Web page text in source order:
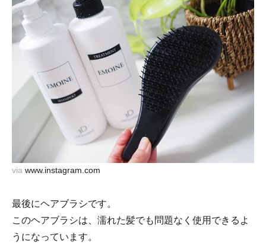
via www.instagram.com
最後にヘアブラシです。
このヘアブラシは、濡れた髪でも問題なく使用できるよ
うになっています。